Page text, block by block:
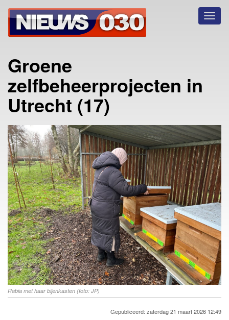
Groene
zelfbeheerprojecten in
Utrecht (17)
Rabia met haar bijenkasten (foto: JP)
Gepubliceerd: zaterdag 21 maart 2026 12:49